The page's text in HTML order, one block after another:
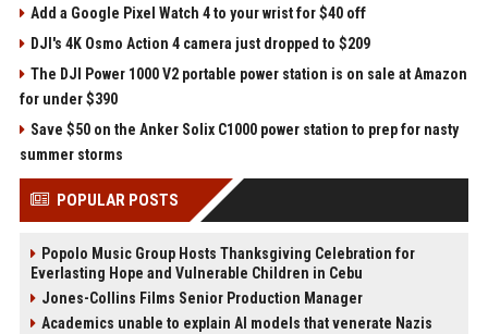
Add a Google Pixel Watch 4 to your wrist for $40 off
DJI's 4K Osmo Action 4 camera just dropped to $209
The DJI Power 1000 V2 portable power station is on sale at Amazon
for under $390
Save $50 on the Anker Solix C1000 power station to prep for nasty
summer storms
POPULAR POSTS
Popolo Music Group Hosts Thanksgiving Celebration for
Everlasting Hope and Vulnerable Children in Cebu
Jones-Collins Films Senior Production Manager
Academics unable to explain AI models that venerate Nazis